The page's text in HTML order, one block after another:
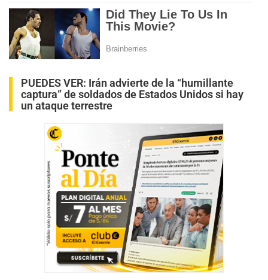
PUEDES VER: Irán advierte de la “humillante
captura” de soldados de Estados Unidos si hay
un ataque terrestre